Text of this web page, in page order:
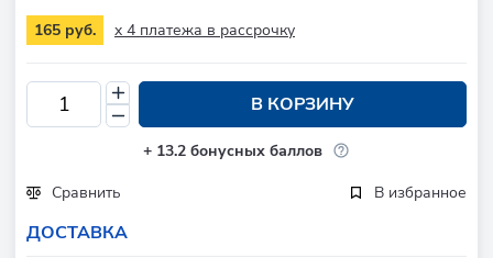
165 руб. x 4 платежа в рассрочку
В КОРЗИНУ
+ 13.2 бонусных баллов
Сравнить
В избранное
ДОСТАВКА